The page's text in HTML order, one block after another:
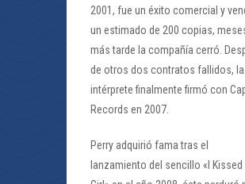
2001, fue un éxito comercial y
un estimado de 200 copias,
más tarde la compañía cerró.
de otros dos contratos fallidos, la
intérprete finalmente firmó con
Records en 2007.
Perry adquirió fama tras el
lanzamiento del sencillo «I Kissed